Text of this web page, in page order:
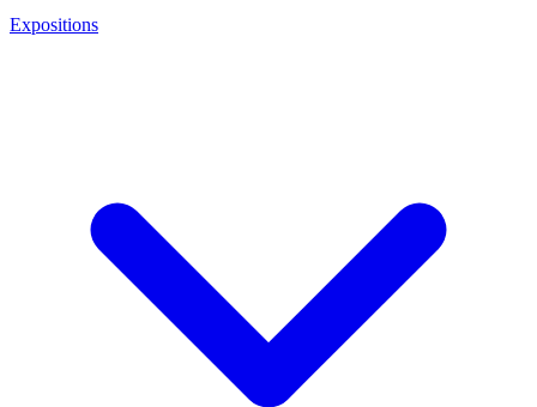
Expositions